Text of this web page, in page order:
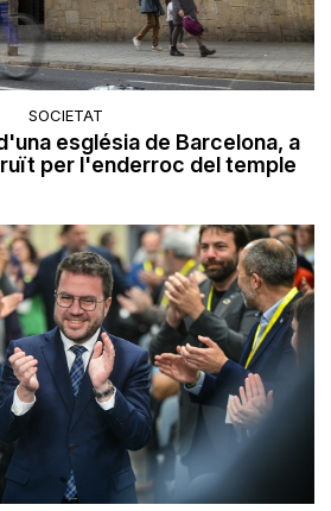
SOCIETAT
església de Barcelona, a
per l'enderroc del temple